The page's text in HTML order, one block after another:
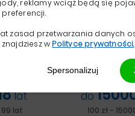
reklamy wciąż będą się
zasad przetwarzania danych
w Polityce prywatności.
Spersonalizuj
RRSO: 321%
lat
99 lat
kolejna
do
100 zł -